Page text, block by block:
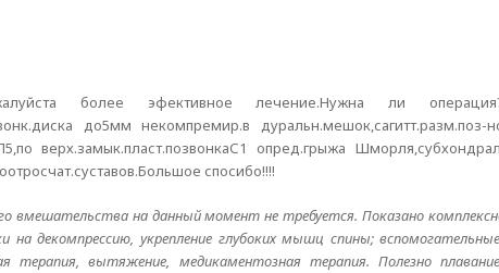
более эфективное лечение.Нужна ли
до5мм некомпремир.в
верх.замык.пласт.позвонкаС1 опред.грыжа
спосибо!!!!
вмешательства на данный момент не требуется. Показано
на декомпрессию, укрепление глубоких мышц спины;
терапия, вытяжение, медикаментозная терапия. Полезно